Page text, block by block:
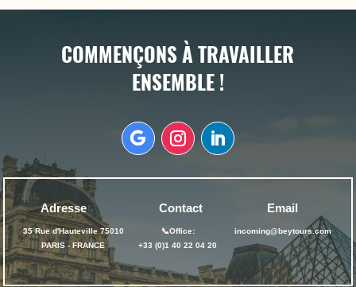
COMMENÇONS À TRAVAILLER
ENSEMBLE !
Adresse
35 Rue d'Hauteville75010
PARIS - FRANCE
Contact
📞Office:
+33 (0)1 40 22 04 20
Email
incoming@beytours.com